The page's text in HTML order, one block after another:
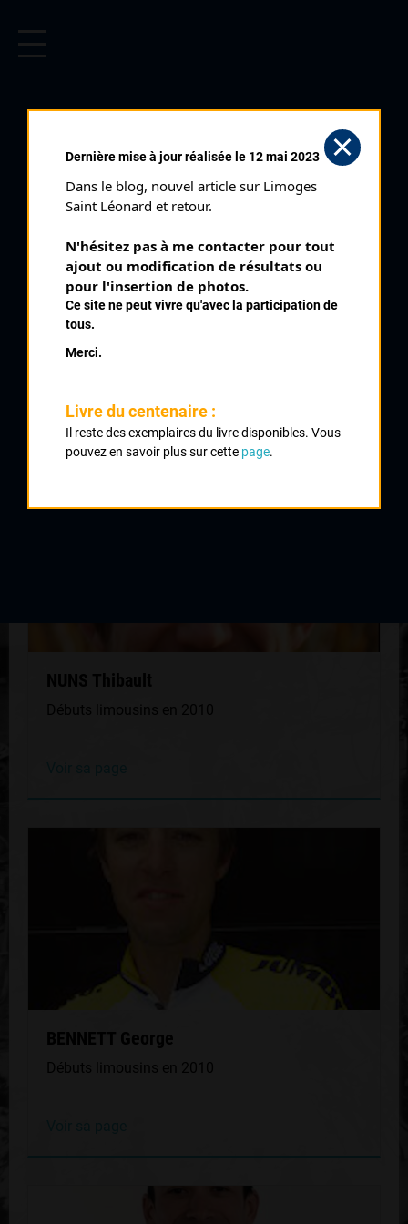
PALMARÈS
2010 , , Cycle Poitevin
2 Cyclo Cross de Montbron Eymouthiers
6 Cyclo Cross de Saint Junien Les Combes
QUELQUES COUREURS DE LA
MÊME GÉNÉRATION
NUNS Thibault
Débuts limousins en 2010
BENNETT George
Débuts limousins en 2010
Dernière mise à jour réalisée le 12 mai 2023
Dans le blog, nouvel article sur Limoges
Saint Léonard et retour.
N'hésitez pas à me contacter pour tout
ajout ou modification de résultats ou
pour l'insertion de photos.
Ce site ne peut vivre qu'avec la participation de
tous.
Merci.
Livre du centenaire :
Il reste des exemplaires du livre disponibles. Vous
pouvez en savoir plus sur cette page.